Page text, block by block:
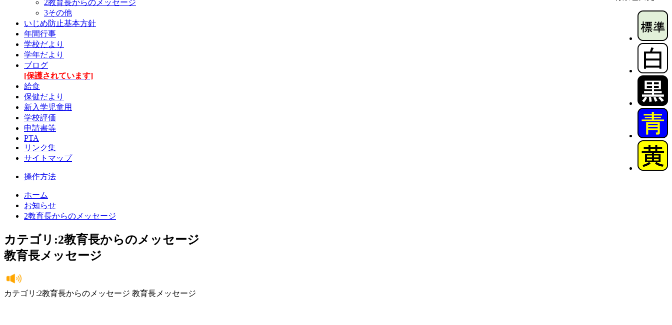
2教育長からのメッセージ
3その他
いじめ防止基本方針
年間行事
学校だより
学年だより
ブログ
[保護されています]
給食
保健だより
新入学児童用
学校評価
申請書等
PTA
リンク集
サイトマップ
操作方法
ホーム
お知らせ
2教育長からのメッセージ
カテゴリ:2教育長からのメッセージ
教育長メッセージ
カテゴリ:2教育長からのメッセージ 教育長メッセージ